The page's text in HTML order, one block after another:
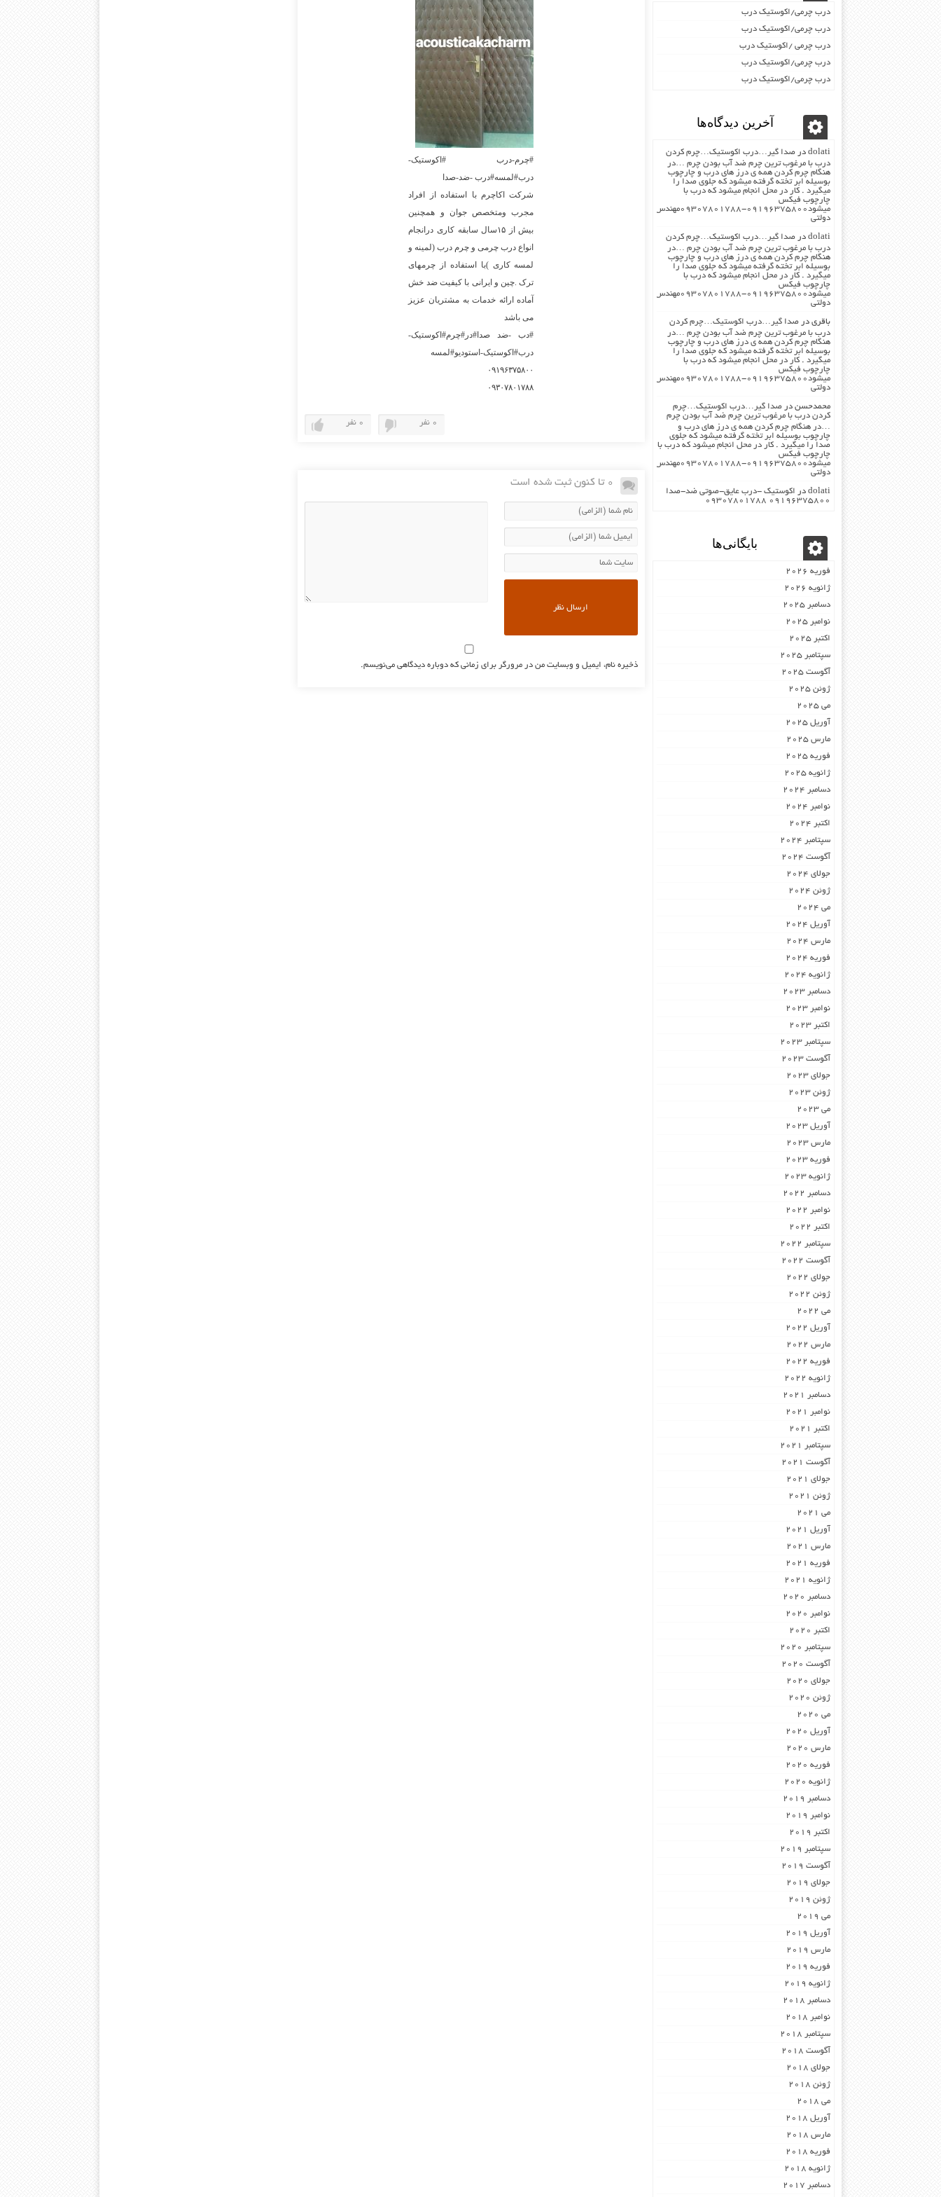
#چرم-درب #اکوستیک-
درب#لمسه#درب -ضد-صدا
شرکت اکاچرم با استفاده از افراد
مجرب ومتخصص جوان و همچنین
بیش از ۱۵سال سابقه کاری درانجام
انواع درب چرمی و چرم درب (لمینه و
لمسه کاری )با استفاده از چرمهای
ترک .چین و ایرانی با کیفیت ضد خش
آماده ارائه خدمات به مشتریان عزیز
می باشد
#دب -ضد صدا#در#چرم#اکوستیک-
درب#اکوستیک-استودیو#لمسه
۰۹۱۹۶۳۷۵۸۰۰
۰۹۳۰۷۸۰۱۷۸۸
0 نفر 0 نفر
0 تا کنون ثبت شده است
ذخیره نام، ایمیل و وبسایت من در مرورگر برای زمانی که دوباره دیدگاهی می‌نویسم.
درب چرمی/اکوستیک درب
درب چرمی/اکوستیک درب
درب چرمی /اکوستیک درب
درب چرمی/اکوستیک درب
درب چرمی/اکوستیک درب
آخرین دیدگاه‌ها
dolati در صدا گیر…درب اکوستیک…چرم کردن
درب با مرغوب ترین چرم ضد آب بودن چرم …در
هنگام چرم کردن همه ی درز های درب و چارچوب
بوسیله ابر تخته گرفته میشود که جلوی صدا را
میگیرد . کار در محل انجام میشود که درب با
چارچوب فیکس
میشود۰۹۱۹۶۳۷۵۸۰۰-۰۹۳۰۷۸۰۱۷۸۸مهندس
دولتی
dolati در صدا گیر…درب اکوستیک…چرم کردن
درب با مرغوب ترین چرم ضد آب بودن چرم …در
هنگام چرم کردن همه ی درز های درب و چارچوب
بوسیله ابر تخته گرفته میشود که جلوی صدا را
میگیرد . کار در محل انجام میشود که درب با
چارچوب فیکس
میشود۰۹۱۹۶۳۷۵۸۰۰-۰۹۳۰۷۸۰۱۷۸۸مهندس
دولتی
باقری در صدا گیر…درب اکوستیک…چرم کردن
درب با مرغوب ترین چرم ضد آب بودن چرم …در
هنگام چرم کردن همه ی درز های درب و چارچوب
بوسیله ابر تخته گرفته میشود که جلوی صدا را
میگیرد . کار در محل انجام میشود که درب با
چارچوب فیکس
میشود۰۹۱۹۶۳۷۵۸۰۰-۰۹۳۰۷۸۰۱۷۸۸مهندس
دولتی
محمدحسن در صدا گیر…درب اکوستیک…چرم
کردن درب با مرغوب ترین چرم ضد آب بودن چرم
…در هنگام چرم کردن همه ی درز های درب و
چارچوب بوسیله ابر تخته گرفته میشود که جلوی
صدا را میگیرد . کار در محل انجام میشود که درب با
چارچوب فیکس
میشود۰۹۱۹۶۳۷۵۸۰۰-۰۹۳۰۷۸۰۱۷۸۸مهندس
دولتی
dolati در اکوستیک -درب عایق-صوتی ضد-صدا
۰۹۱۹۶۳۷۵۸۰۰ ۰۹۳۰۷۸۰۱۷۸۸
بایگانی‌ها
فوریه 2026
ژانویه 2026
دسامبر 2025
نوامبر 2025
اکتبر 2025
سپتامبر 2025
آگوست 2025
ژوئن 2025
می 2025
آوریل 2025
مارس 2025
فوریه 2025
ژانویه 2025
دسامبر 2024
نوامبر 2024
اکتبر 2024
سپتامبر 2024
آگوست 2024
جولای 2024
ژوئن 2024
می 2024
آوریل 2024
مارس 2024
فوریه 2024
ژانویه 2024
دسامبر 2023
نوامبر 2023
اکتبر 2023
سپتامبر 2023
آگوست 2023
جولای 2023
ژوئن 2023
می 2023
آوریل 2023
مارس 2023
فوریه 2023
ژانویه 2023
دسامبر 2022
نوامبر 2022
اکتبر 2022
سپتامبر 2022
آگوست 2022
جولای 2022
ژوئن 2022
می 2022
آوریل 2022
مارس 2022
فوریه 2022
ژانویه 2022
دسامبر 2021
نوامبر 2021
اکتبر 2021
سپتامبر 2021
آگوست 2021
جولای 2021
ژوئن 2021
می 2021
آوریل 2021
مارس 2021
فوریه 2021
ژانویه 2021
دسامبر 2020
نوامبر 2020
اکتبر 2020
سپتامبر 2020
آگوست 2020
جولای 2020
ژوئن 2020
می 2020
آوریل 2020
مارس 2020
فوریه 2020
ژانویه 2020
دسامبر 2019
نوامبر 2019
اکتبر 2019
سپتامبر 2019
آگوست 2019
جولای 2019
ژوئن 2019
می 2019
آوریل 2019
مارس 2019
فوریه 2019
ژانویه 2019
دسامبر 2018
نوامبر 2018
سپتامبر 2018
آگوست 2018
جولای 2018
ژوئن 2018
می 2018
آوریل 2018
مارس 2018
فوریه 2018
ژانویه 2018
دسامبر 2017